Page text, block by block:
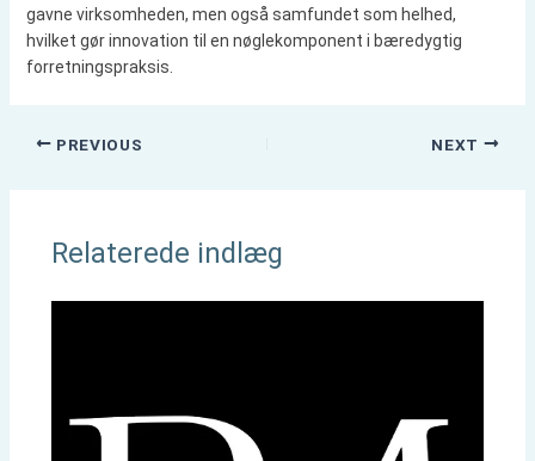
gavne virksomheden, men også samfundet som helhed,
hvilket gør innovation til en nøglekomponent i bæredygtig
forretningspraksis.
PREVIOUS NEXT
Relaterede indlæg